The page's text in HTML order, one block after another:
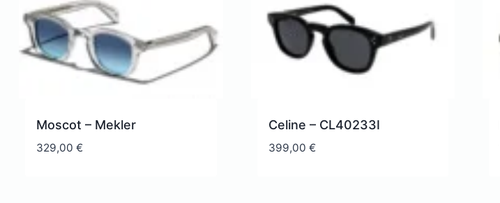
Moscot – Mekler
329,00 €
Celine – CL40233I
399,00 €